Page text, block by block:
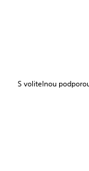
S volitelnou